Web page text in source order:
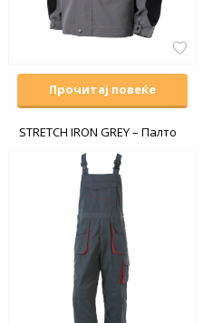
Прочитај повеќе
STRETCH IRON GREY – Палто